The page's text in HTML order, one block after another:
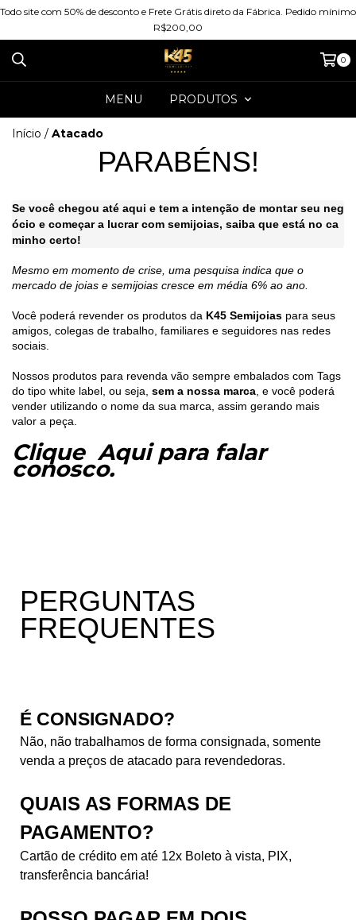
Todo site com 50% de desconto e Frete Grátis direto da Fábrica. Pedido mínimo
R$200,00
0
MENU PRODUTOS
Início / Atacado
PARABÉNS!
Se você chegou até aqui e tem a intenção de montar seu neg
ócio e começar a lucrar com semijoias, saiba que está no ca
minho certo!
Mesmo em momento de crise, uma pesquisa indica que o
mercado de joias e semijoias cresce em média 6% ao ano.
Você poderá revender os produtos da K45 Semijoias para seus
amigos, colegas de trabalho, familiares e seguidores nas redes
sociais.
Nossos produtos para revenda vão sempre embalados com Tags
do tipo white label, ou seja, sem a nossa marca , e você poderá
vender utilizando o nome da sua marca, assim gerando mais
valor a peça.
Clique Aqui para falar
conosco.
PERGUNTAS
FREQUENTES
É CONSIGNADO?
Não, não trabalhamos de forma consignada, somente
venda a preços de atacado para revendedoras.
QUAIS AS FORMAS DE
PAGAMENTO?
Cartão de crédito em até 12x Boleto à vista, PIX,
transferência bancária!